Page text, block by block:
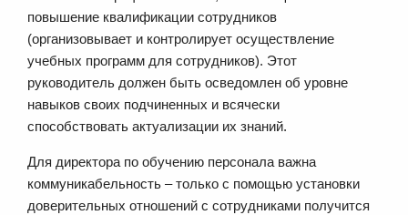
повышение квалификации сотрудников
(организовывает и контролирует осуществление
учебных программ для сотрудников). Этот
руководитель должен быть осведомлен об уровне
навыков своих подчиненных и всячески
способствовать актуализации их знаний.
Для директора по обучению персонала важна
коммуникабельность – только с помощью установки
доверительных отношений с сотрудниками получится